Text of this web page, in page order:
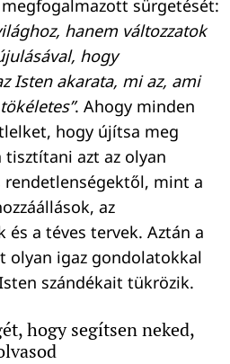
sürgetését:
hanem változzatok
hogy
Isten akarata, mi az, ami
. Ahogy minden
hogy újítsa meg
azt az olyan
rendetlenségektől, mint a
az
és a téves tervek. Aztán a
olyan igaz gondolatokkal
szándékait tükrözik.
hogy segítsen neked,